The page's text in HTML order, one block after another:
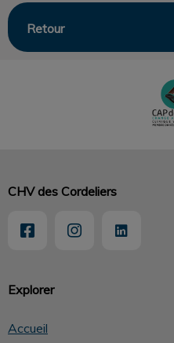
Retour
Explorer
Accueil
CHV des Cordeliers